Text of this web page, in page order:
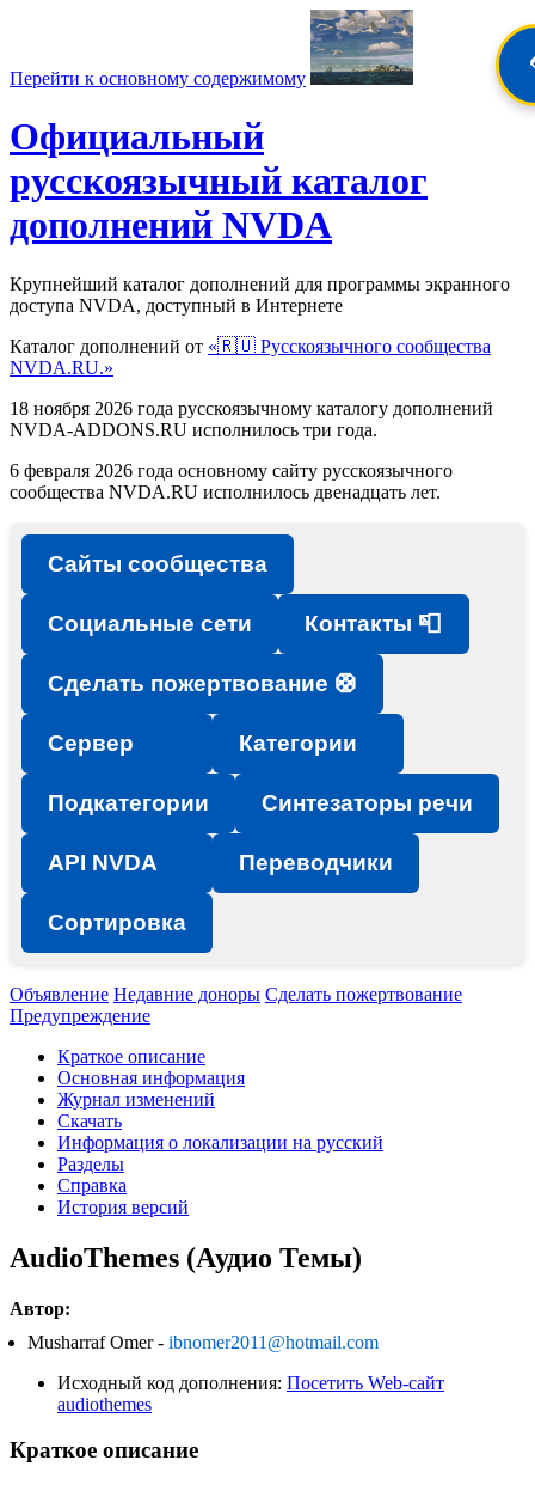
Перейти к основному содержимому
Официальный
русскоязычный каталог
дополнений NVDA
Крупнейший каталог дополнений для программы экранного
доступа NVDA, доступный в Интернете
Каталог дополнений от «🇷🇺 Русскоязычного сообщества
NVDA.RU.»
18 ноября 2026 года русскоязычному каталогу дополнений
NVDA-ADDONS.RU исполнилось три года.
6 февраля 2026 года основному сайту русскоязычного
сообщества NVDA.RU исполнилось двенадцать лет.
Сайты сообщества
Социальные сети Контакты 📮
Сделать пожертвование 🛟
Сервер Категории
Подкатегории Синтезаторы речи
API NVDA Переводчики
Сортировка
Объявление Недавние доноры Сделать пожертвование
Предупреждение
Краткое описание
Основная информация
Журнал изменений
Скачать
Информация о локализации на русский
Разделы
Справка
История версий
AudioThemes (Аудио Темы)
Автор:
Musharraf Omer - ibnomer2011@hotmail.com
Исходный код дополнения: Посетить Web-сайт
audiothemes
Краткое описание